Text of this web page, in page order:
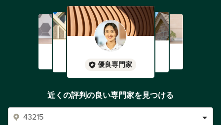
優良専門家
近くの評判の良い専門家を見つける